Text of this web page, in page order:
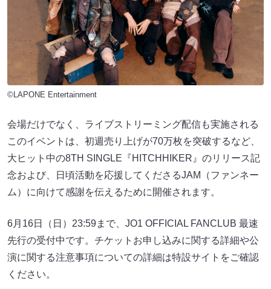
©LAPONE Entertainment
会場だけでなく、ライブストリーミング配信も実施される
このイベントは、初週売り上げが70万枚を突破するなど、
大ヒット中の8TH SINGLE『HITCHHIKER』のリリース記
念および、日頃活動を応援してくださるJAM（ファンネー
ム）に向けて感謝を伝えるために開催されます。
6月16日（日）23:59まで、JO1 OFFICIAL FANCLUB 最速
先行の受付中です。チケットお申し込みに関する詳細や公
演に関する注意事項についての詳細は特設サイトをご確認
ください。